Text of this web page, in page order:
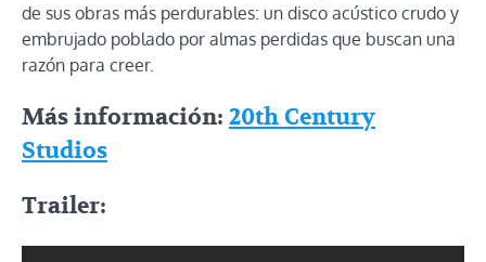
de sus obras más perdurables: un disco acústico crudo y
embrujado poblado por almas perdidas que buscan una
razón para creer.
Más información: 20th Century
Studios
Trailer: